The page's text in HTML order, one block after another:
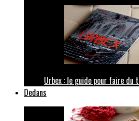
Urbex : le guide pour faire
Dedans